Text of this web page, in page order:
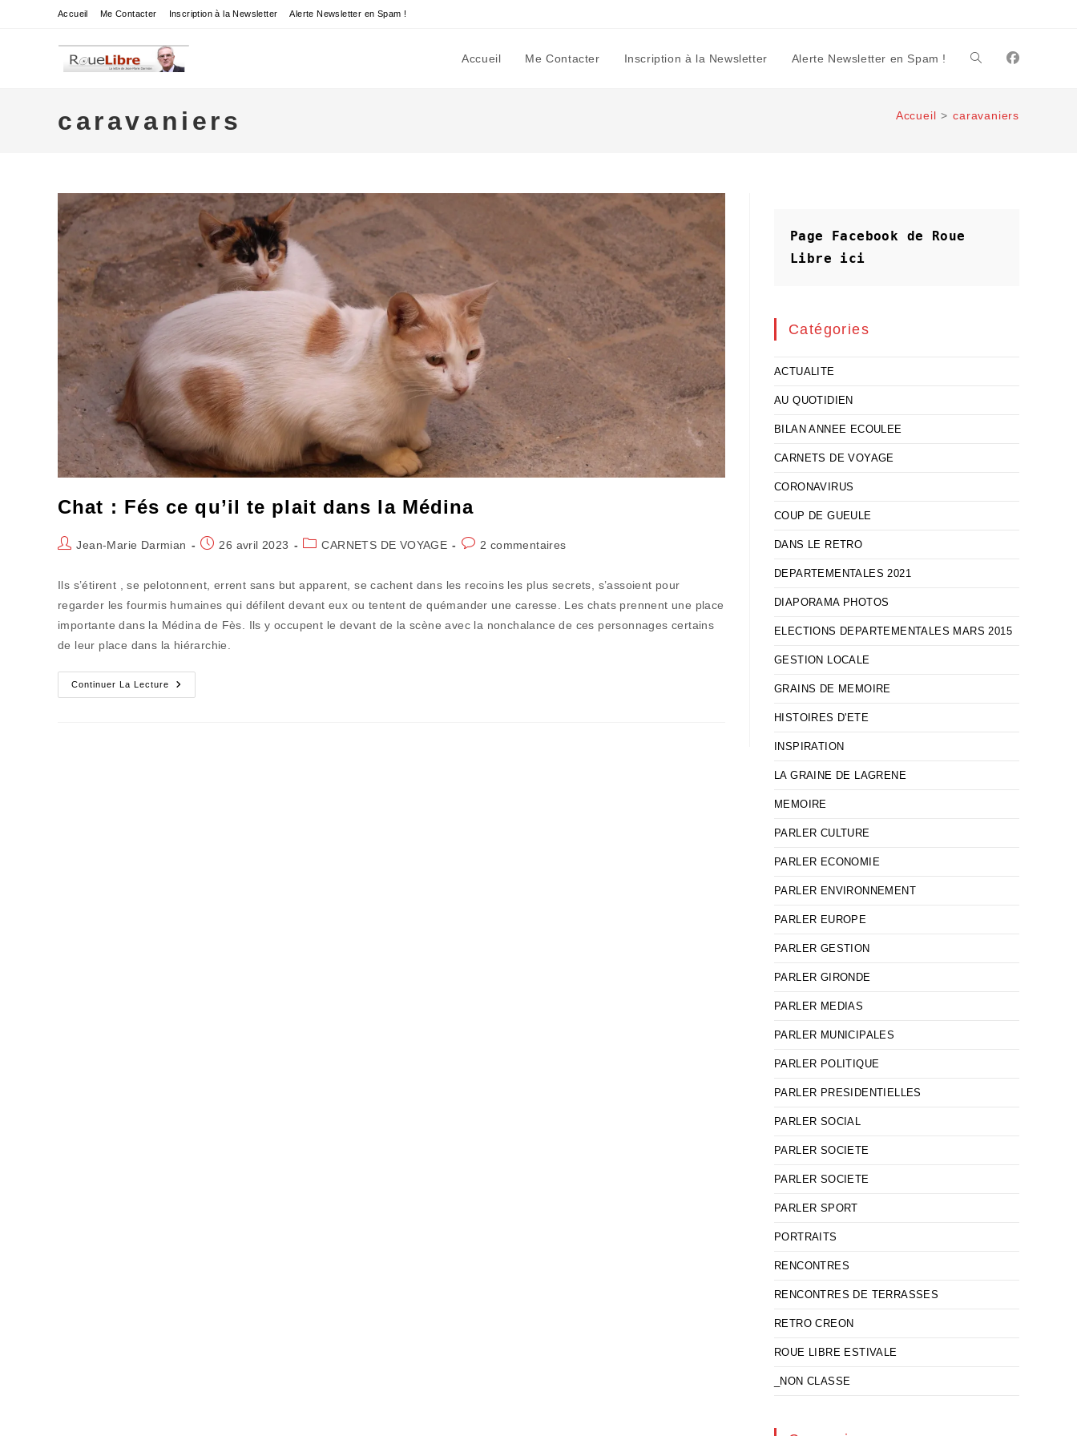
Accueil Me Contacter Inscription à la Newsletter Alerte Newsletter en Spam !
Accueil Me Contacter Inscription à la Newsletter Alerte Newsletter en Spam ! Toggle
website
caravaniers Accueil > caravaniers
Chat : Fés ce qu’il te plait dans la Médina
Auteur/autrice
publication :
Jean-Marie Darmian
Publication
26 avril 2023
PostCARNETS DE VOYAGE
Commentaires
2 commentaires
Ils s’étirent , se pelotonnent, errent sans but apparent, se cachent dans les recoins les plus secrets, s’assoient pour
regarder les fourmis humaines qui défilent devant eux ou tentent de quémander une caresse. Les chats prennent une place
importante dans la Médina de Fès. Ils y occupent le devant de la scène avec la nonchalance de ces personnages certains
de leur place dans la hiérarchie.
Continuer La Lecture
Chat
:
Page Facebook de Roue
Libre
ici
Catégories
ACTUALITE
AU QUOTIDIEN
BILAN ANNEE ECOULEE
CARNETS DE VOYAGE
CORONAVIRUS
COUP DE GUEULE
DANS LE RETRO
DEPARTEMENTALES 2021
DIAPORAMA PHOTOS
ELECTIONS DEPARTEMENTALES MARS 2015
GESTION LOCALE
GRAINS DE MEMOIRE
HISTOIRES D'ETE
INSPIRATION
LA GRAINE DE LAGRENE
MEMOIRE
PARLER CULTURE
PARLER ECONOMIE
PARLER ENVIRONNEMENT
PARLER EUROPE
PARLER GESTION
PARLER GIRONDE
PARLER MEDIAS
PARLER MUNICIPALES
PARLER POLITIQUE
PARLER PRESIDENTIELLES
PARLER SOCIAL
PARLER SOCIETE
PARLER SOCIETE
PARLER SPORT
PORTRAITS
RENCONTRES
RENCONTRES DE TERRASSES
RETRO CREON
ROUE LIBRE ESTIVALE
_NON CLASSE